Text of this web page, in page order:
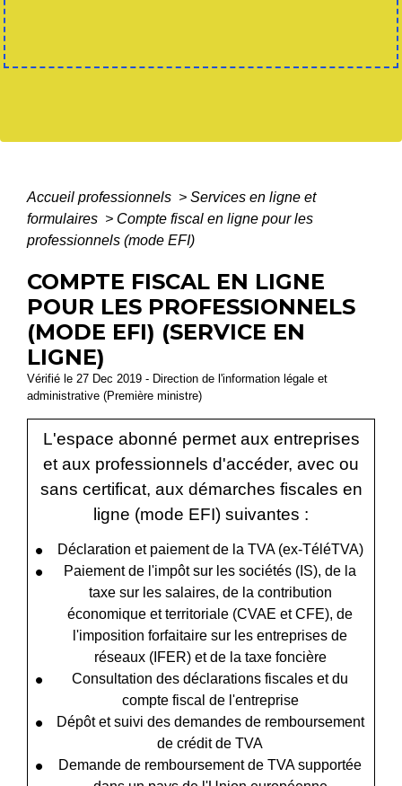
Accueil professionnels > Services en ligne et
formulaires > Compte fiscal en ligne pour les
professionnels (mode EFI)
COMPTE FISCAL EN LIGNE
POUR LES PROFESSIONNELS
(MODE EFI) (SERVICE EN
LIGNE)
Vérifié le 27 Dec 2019 - Direction de l'information légale et
administrative (Première ministre)
L'espace abonné permet aux entreprises
et aux professionnels d'accéder, avec ou
sans certificat, aux démarches fiscales en
ligne (mode EFI) suivantes :
Déclaration et paiement de la TVA (ex-TéléTVA)
Paiement de l'impôt sur les sociétés (IS), de la
taxe sur les salaires, de la contribution
économique et territoriale (CVAE et CFE), de
l'imposition forfaitaire sur les entreprises de
réseaux (IFER) et de la taxe foncière
Consultation des déclarations fiscales et du
compte fiscal de l'entreprise
Dépôt et suivi des demandes de remboursement
de crédit de TVA
Demande de remboursement de TVA supportée